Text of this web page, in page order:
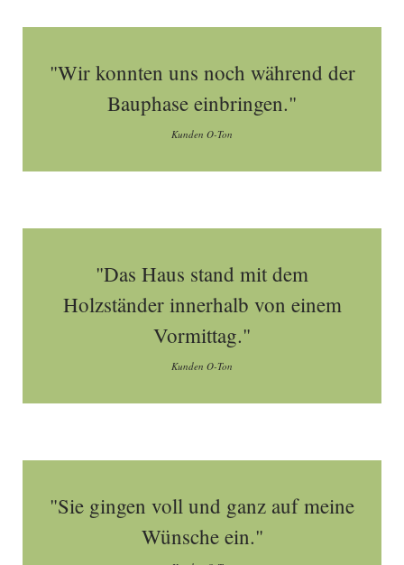
"Wir konnten uns noch während der
Bauphase einbringen."
Kunden O-Ton
"Das Haus stand mit dem
Holzständer innerhalb von einem
Vormittag."
Kunden O-Ton
"Sie gingen voll und ganz auf meine
Wünsche ein."